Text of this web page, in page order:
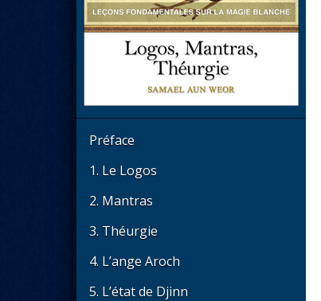
Préface
1. Le Logos
2. Mantras
3. Théurgie
4. L’ange Aroch
5. L’état de Djinn